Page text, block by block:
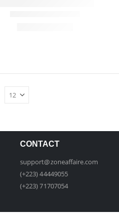
CONTACT
support@zoneaffaire.com
(+223) 44449055
(+223) 71707054